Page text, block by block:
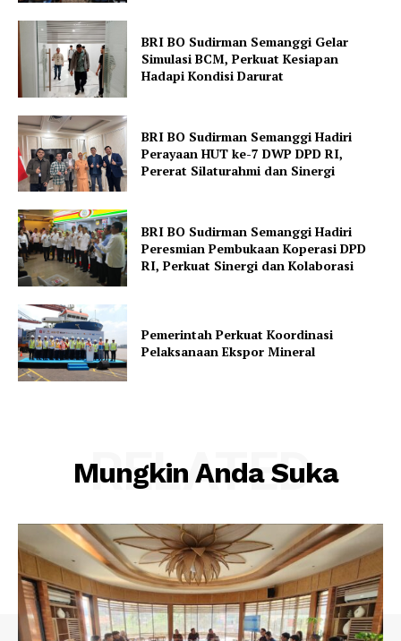
BRI BO Sudirman Semanggi Gelar
Simulasi BCM, Perkuat Kesiapan
Hadapi Kondisi Darurat
BRI BO Sudirman Semanggi Hadiri
Perayaan HUT ke-7 DWP DPD RI,
Pererat Silaturahmi dan Sinergi
BRI BO Sudirman Semanggi Hadiri
Peresmian Pembukaan Koperasi DPD
RI, Perkuat Sinergi dan Kolaborasi
Pemerintah Perkuat Koordinasi
Pelaksanaan Ekspor Mineral
Mungkin Anda Suka
RELATED